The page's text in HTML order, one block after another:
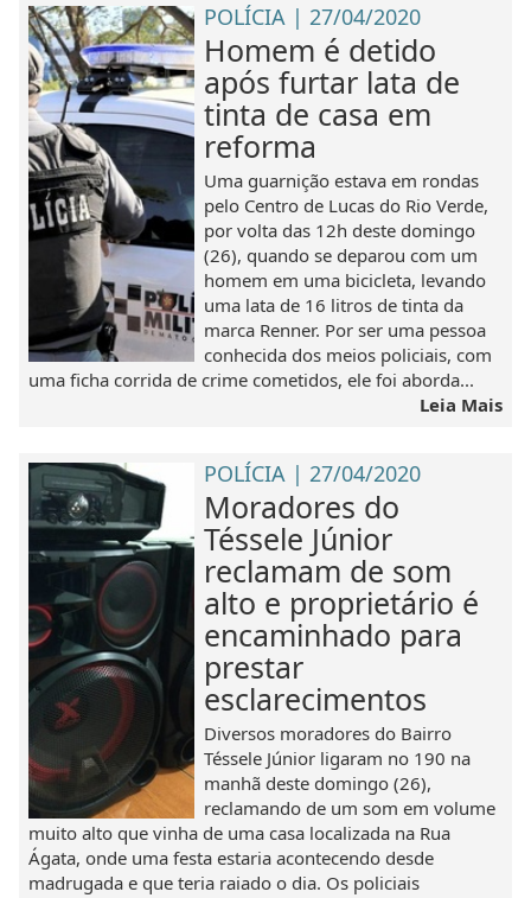
POLÍCIA | 27/04/2020
Homem é detido
após furtar lata de
tinta de casa em
reforma
Uma guarnição estava em rondas
pelo Centro de Lucas do Rio Verde,
por volta das 12h deste domingo
(26), quando se deparou com um
homem em uma bicicleta, levando
uma lata de 16 litros de tinta da
marca Renner. Por ser uma pessoa
conhecida dos meios policiais, com
uma ficha corrida de crime cometidos, ele foi aborda...
Leia Mais
POLÍCIA | 27/04/2020
Moradores do
Téssele Júnior
reclamam de som
alto e proprietário é
encaminhado para
prestar
esclarecimentos
Diversos moradores do Bairro
Téssele Júnior ligaram no 190 na
manhã deste domingo (26),
reclamando de um som em volume
muito alto que vinha de uma casa localizada na Rua
Ágata, onde uma festa estaria acontecendo desde
madrugada e que teria raiado o dia. Os policiais